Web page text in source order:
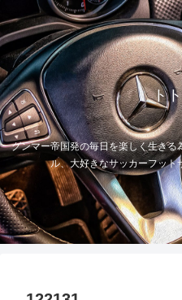
ト
グンマー帝国発の毎日を楽しく生きる
ル、大好きなサッカーフット